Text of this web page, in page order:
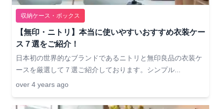
収納ケース・ボックス
【無印・ニトリ】本当に使いやすいおすすめ衣装ケー
ス７選をご紹介！
日本初の世界的なブランドであるニトリと無印良品の衣装ケ
ースを厳選して７選ご紹介しております。シンプル...
over 4 years ago